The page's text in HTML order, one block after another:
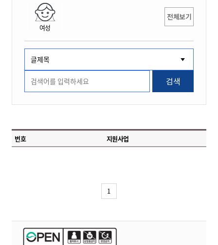
여성
전체보기
검색
번호 지원사업
1